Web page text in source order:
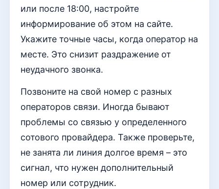
или после 18:00, настройте
информирование об этом на сайте.
Укажите точные часы, когда оператор на
месте. Это снизит раздражение от
неудачного звонка.
Позвоните на свой номер с разных
операторов связи. Иногда бывают
проблемы со связью у определенного
сотового провайдера. Также проверьте,
не занята ли линия долгое время – это
сигнал, что нужен дополнительный
номер или сотрудник.